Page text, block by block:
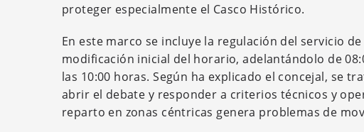
proteger especialmente el Casco Histórico.
En este marco se incluye la regulación del servicio
modificación inicial del horario, adelantándolo de
las 10:00 horas. Según ha explicado el concejal, se
abrir el debate y responder a criterios técnicos y
reparto en zonas céntricas genera problemas de